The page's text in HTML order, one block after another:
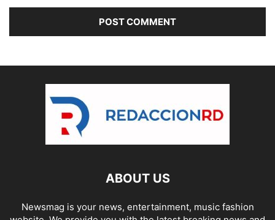
ABOUT US
Newsmag is your news, entertainment, music fashion